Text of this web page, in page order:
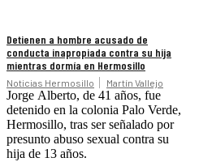
Detienen a hombre acusado de
conducta inapropiada contra su hija
mientras dormía en Hermosillo
Noticias Hermosillo Martín Vallejo
Jorge Alberto, de 41 años, fue
detenido en la colonia Palo Verde,
Hermosillo, tras ser señalado por
presunto abuso sexual contra su
hija de 13 años.